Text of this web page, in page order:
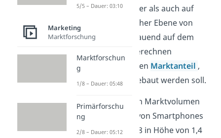
unternehmerischer als auch auf
volkswirtschaftlicher Ebene von
Bedeutung. Aufbauend auf dem
Marktvolumen berechnen
Unternehmen ihren Marktanteil ,
der ständig ausgebaut werden soll.
Ein Beispiel für ein Marktvolumen
wäre der Absatz von Smartphones
aus dem Jahr 2018 in Höhe von 1,4
5/5 – Dauer: 03:10
Marketing
Marktforschung
Marktforschun
g
1/8 – Dauer: 05:48
Primärforschu
ng
2/8 – Dauer: 05:12